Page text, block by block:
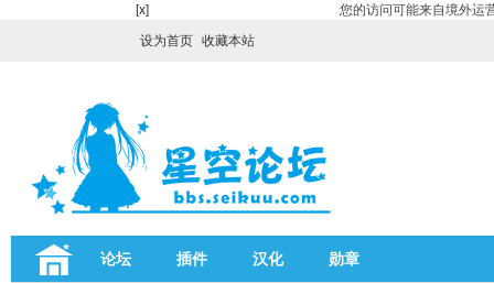
[x]
您的访问可能来自境外运
设为首页
收藏本站
论坛 插件 汉化 勋章